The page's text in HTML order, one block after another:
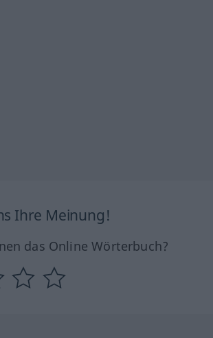
Ihre Meinung!
das Online Wörterbuch?